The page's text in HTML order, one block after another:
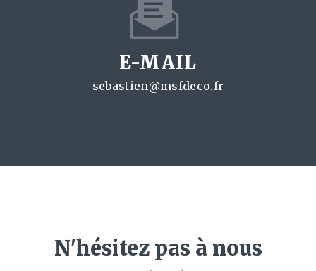
E-MAIL
sebastien@msfdeco.fr
N'hésitez pas à nous